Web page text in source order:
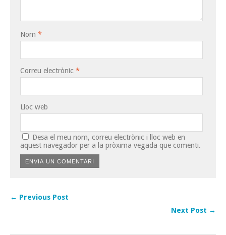
Nom *
Correu electrònic *
Lloc web
Desa el meu nom, correu electrònic i lloc web en
aquest navegador per a la pròxima vegada que comenti.
← Previous Post
Next Post →